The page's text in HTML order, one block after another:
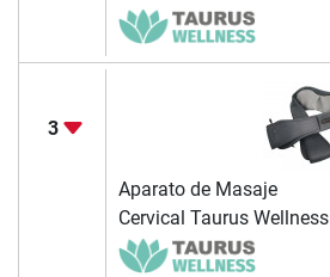
3
Aparato de Masaje
Cervical Taurus Wellness